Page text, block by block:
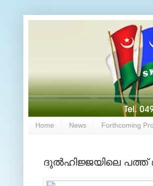
Home News Forthcoming
ദുല്‍ഹിജ്ജയിലെ പത്ത്‌